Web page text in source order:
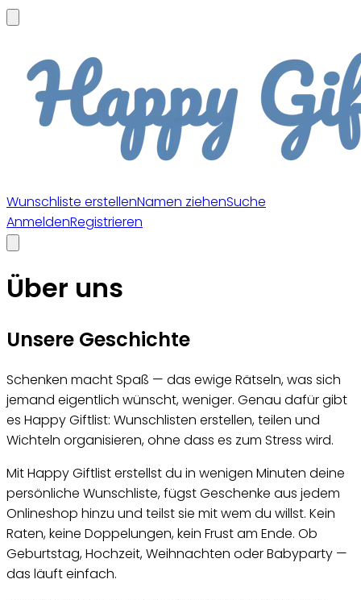
Wunschliste erstellenNamen ziehenSuche
AnmeldenRegistrieren
Über uns
Unsere Geschichte
Schenken macht Spaß — das ewige Rätseln, was sich
jemand eigentlich wünscht, weniger. Genau dafür gibt
es Happy Giftlist: Wunschlisten erstellen, teilen und
Wichteln organisieren, ohne dass es zum Stress wird.
Mit Happy Giftlist erstellst du in wenigen Minuten deine
persönliche Wunschliste, fügst Geschenke aus jedem
Onlineshop hinzu und teilst sie mit wem du willst. Kein
Raten, keine Doppelungen, kein Frust am Ende. Ob
Geburtstag, Hochzeit, Weihnachten oder Babyparty —
das läuft einfach.